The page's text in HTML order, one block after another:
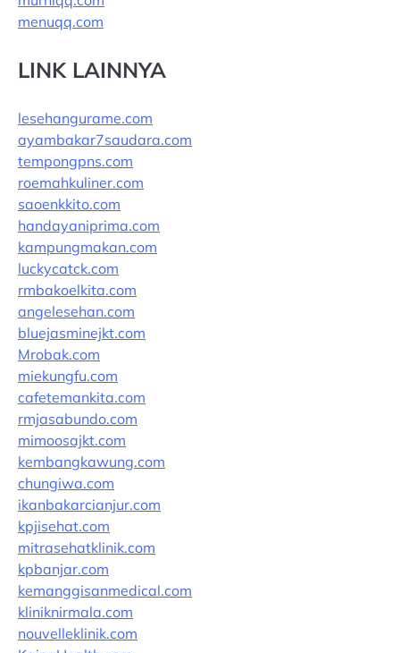
menuqq.com
LINK LAINNYA
lesehangurame.com
ayambakar7saudara.com
tempongpns.com
roemahkuliner.com
saoenkkito.com
handayaniprima.com
kampungmakan.com
luckycatck.com
rmbakoelkita.com
angelesehan.com
bluejasminejkt.com
Mrobak.com
miekungfu.com
cafetemankita.com
rmjasabundo.com
mimoosajkt.com
kembangkawung.com
chungiwa.com
ikanbakarcianjur.com
kpjisehat.com
mitrasehatklinik.com
kpbanjar.com
kemanggisanmedical.com
kliniknirmala.com
nouvelleklinik.com